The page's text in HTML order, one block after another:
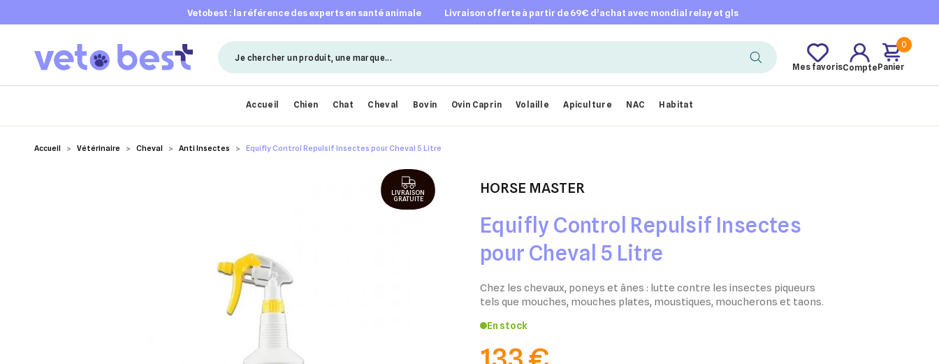
vetobest : la référence des experts en santé animale livraison offerte à partir de 69€ d’achat avec mondial relay et gls
Mes favorisCompte
0
Panier
Accueil Chien Chat Cheval Bovin Ovin Caprin Volaille Apiculture NAC Habitat
Accueil Vétérinaire Cheval Anti Insectes Equifly Control Repulsif Insectes pour Cheval 5 Litre
HORSE MASTER
Equifly Control Repulsif Insectes
pour Cheval 5 Litre
Chez les chevaux, poneys et ânes : lutte contre les insectes piqueurs
tels que mouches, mouches plates, moustiques, moucherons et taons.
En stock
LIVRAISON
GRATUITE